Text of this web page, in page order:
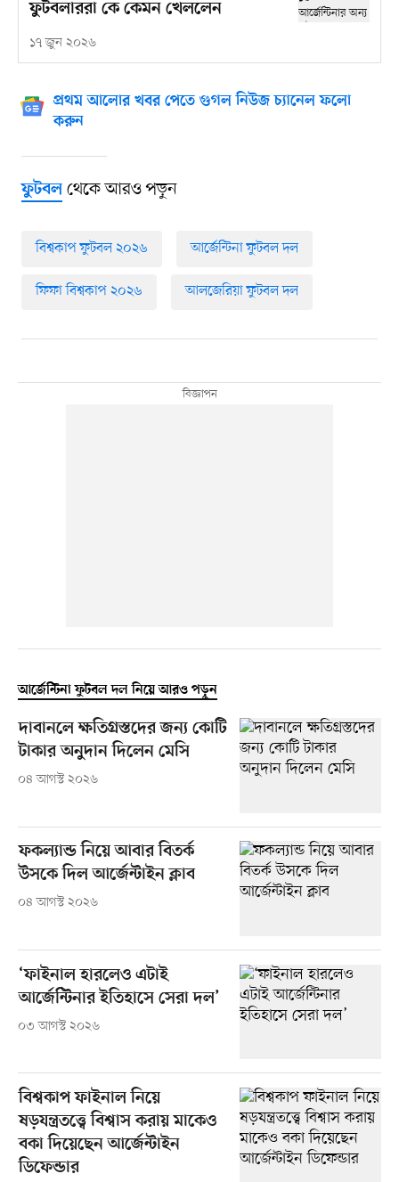
ফুটবলাররা কে কেমন খেললেন
১৭ জুন ২০২৬
প্রথম আলোর খবর পেতে গুগল নিউজ চ্যানেল ফলো
করুন
ফুটবলথেকে আরও পড়ুন
বিশ্বকাপ ফুটবল ২০২৬ আর্জেন্টিনা ফুটবল দল
ফিফা বিশ্বকাপ ২০২৬ আলজেরিয়া ফুটবল দল
আর্জেন্টিনা ফুটবল দল নিয়ে আরও পড়ুন
দাবানলে ক্ষতিগ্রস্তদের জন্য কোটি
টাকার অনুদান দিলেন মেসি
০৪ আগস্ট ২০২৬
ফকল্যান্ড নিয়ে আবার বিতর্ক
উসকে দিল আর্জেন্টাইন ক্লাব
০৪ আগস্ট ২০২৬
‘ফাইনাল হারলেও এটাই
আর্জেন্টিনার ইতিহাসে সেরা দল’
০৩ আগস্ট ২০২৬
বিশ্বকাপ ফাইনাল নিয়ে
ষড়যন্ত্রতত্ত্বে বিশ্বাস করায় মাকেও
বকা দিয়েছেন আর্জেন্টাইন
ডিফেন্ডার